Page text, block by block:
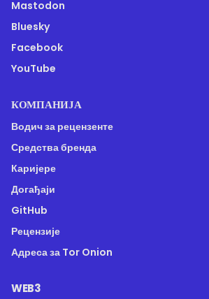
Mastodon
Bluesky
Facebook
YouTube
КОМПАНИЈА
Водич за рецензенте
Средства бренда
Каријере
Догађаји
GitHub
Рецензије
Адреса за Tor Onion
WEB3